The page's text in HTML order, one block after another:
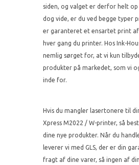
siden, og valget er derfor helt op
dog vide, er du ved begge typer
er garanteret et ensartet print
hver gang du printer. Hos Ink-
nemlig sørget for, at vi kun
produkter på markedet, som vi
inde for.
Hvis du mangler lasertonere til
Xpress M2022 / W-printer, så
dine nye produkter. Når du
leverer vi med GLS, der er din
fragt af dine varer, så ingen af